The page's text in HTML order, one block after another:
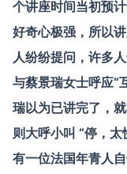
个讲座时间当初预
好奇心极强，所以
人纷纷提问，许多
与蔡景瑞女士呼应“
瑞以为已讲完了，
则大呼小叫 “停，太
有一位法国年青人